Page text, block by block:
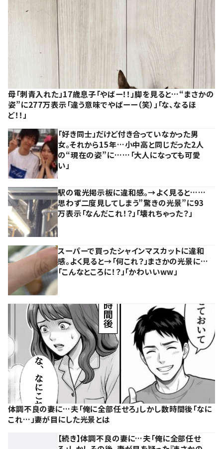
母「刺青入れた」17歳息子「やばー！！」脚を見ると…“まさかの
姿”に277万表示「違う意味でやばーー（笑）」「な、なるほ
ど！！」
「好き同士」だけど付き合っていなかった男
女。それから15年…小中高と同じだった2人
の“現在の姿”に……「大人になっても可愛
い」
駅の電光掲示板に違和感。→よく見ると……
思わず二度見してしまう”驚きの光景”に93
万表示「なんだこれ！？」「壊れちゃった？」
スーパーで買ったシャインマスカットに違和
感。よく見ると→「何これ？」まさかの光景に…
「こんなところに！？」「かわいいww」
体調不良の妻に…夫「俺に全部任せろ」しかし数時間後「なに
これ…」妻が目にした光景とは
【続き】体調不良の妻に…夫「俺に全部任せ